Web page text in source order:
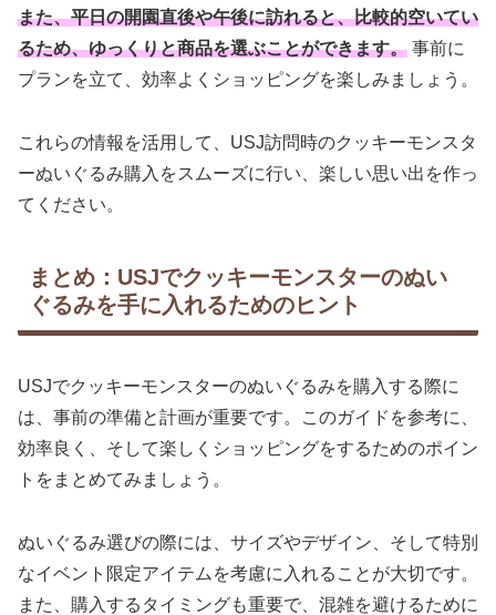
また、平日の開園直後や午後に訪れると、比較的空いてい
るため、ゆっくりと商品を選ぶことができます。 事前に
プランを立て、効率よくショッピングを楽しみましょう。
これらの情報を活用して、USJ訪問時のクッキーモンスタ
ーぬいぐるみ購入をスムーズに行い、楽しい思い出を作っ
てください。
まとめ：USJでクッキーモンスターのぬい
ぐるみを手に入れるためのヒント
USJでクッキーモンスターのぬいぐるみを購入する際に
は、事前の準備と計画が重要です。このガイドを参考に、
効率良く、そして楽しくショッピングをするためのポイン
トをまとめてみましょう。
ぬいぐるみ選びの際には、サイズやデザイン、そして特別
なイベント限定アイテムを考慮に入れることが大切です。
また、購入するタイミングも重要で、混雑を避けるために